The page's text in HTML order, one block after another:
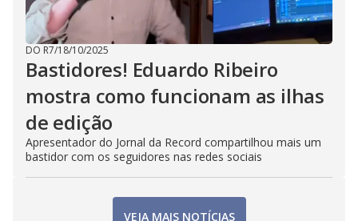
DO R7/18/10/2025
Bastidores! Eduardo Ribeiro
mostra como funcionam as ilhas
de edição
Apresentador do Jornal da Record compartilhou mais um
bastidor com os seguidores nas redes sociais
VEJA MAIS NOTÍCIAS